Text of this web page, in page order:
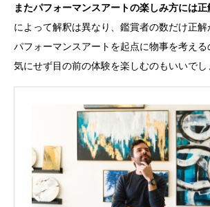
またパフォーマンスアートの楽しみ方には正
によって解釈は異なり、鑑賞者の数だけ正解
パフォーマンスアートを起点に物事を考え
気にせず目の前の体験を楽しむのもいいでし